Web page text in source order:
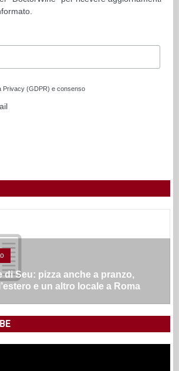
Privacy (GDPR) e consenso
di Seu: pizza anche a pranzo,
e un altro locale a Roma